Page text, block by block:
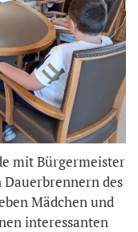
mit Bürgermeister
des
Mädchen und
interessanten